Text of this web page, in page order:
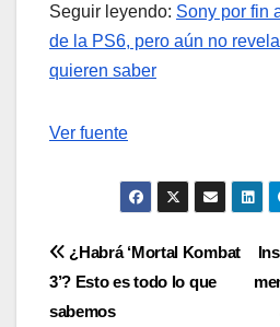
Seguir leyendo: Sony por fin
de la PS6, pero aún no
quieren saber
Ver fuente
Navegación
de
¿Habrá ‘Mortal Kombat
3’? Esto es todo lo que
sabemos